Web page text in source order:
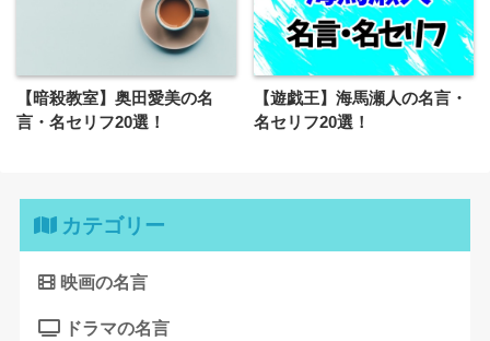
【暗殺教室】奥田愛美の名
言・名セリフ20選！
【遊戯王】海馬瀬人の名言・
名セリフ20選！
カテゴリー
映画の名言
ドラマの名言